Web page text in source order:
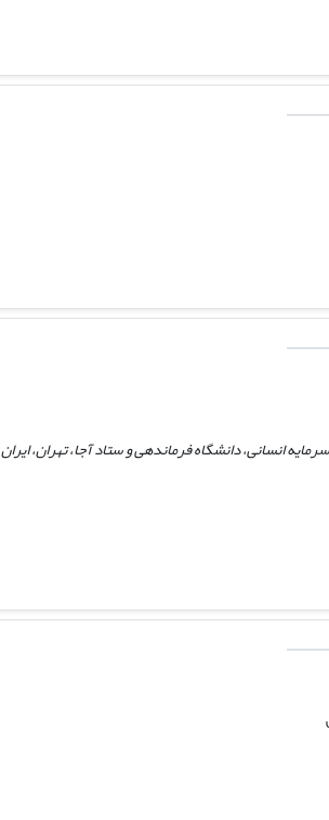
انسانی، دانشگاه فرماندهی و ستاد آجا، تهران، ایران